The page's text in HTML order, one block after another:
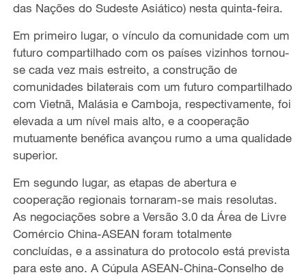
das Nações do Sudeste Asiático) nesta quinta-feira.
Em primeiro lugar, o vínculo da comunidade com um
futuro compartilhado com os países vizinhos tornou-
se cada vez mais estreito, a construção de
comunidades bilaterais com um futuro compartilhado
com Vietnã, Malásia e Camboja, respectivamente, foi
elevada a um nível mais alto, e a cooperação
mutuamente benéfica avançou rumo a uma qualidade
superior.
Em segundo lugar, as etapas de abertura e
cooperação regionais tornaram-se mais resolutas.
As negociações sobre a Versão 3.0 da Área de Livre
Comércio China-ASEAN foram totalmente
concluídas, e a assinatura do protocolo está prevista
para este ano. A Cúpula ASEAN-China-Conselho de